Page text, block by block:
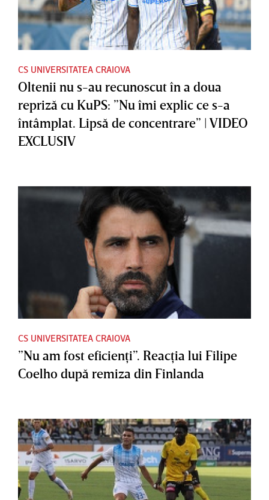
CS UNIVERSITATEA CRAIOVA
Oltenii nu s-au recunoscut în a doua
repriză cu KuPS: ”Nu îmi explic ce s-a
întâmplat. Lipsă de concentrare” | VIDEO
EXCLUSIV
CS UNIVERSITATEA CRAIOVA
”Nu am fost eficienţi”. Reacţia lui Filipe
Coelho după remiza din Finlanda